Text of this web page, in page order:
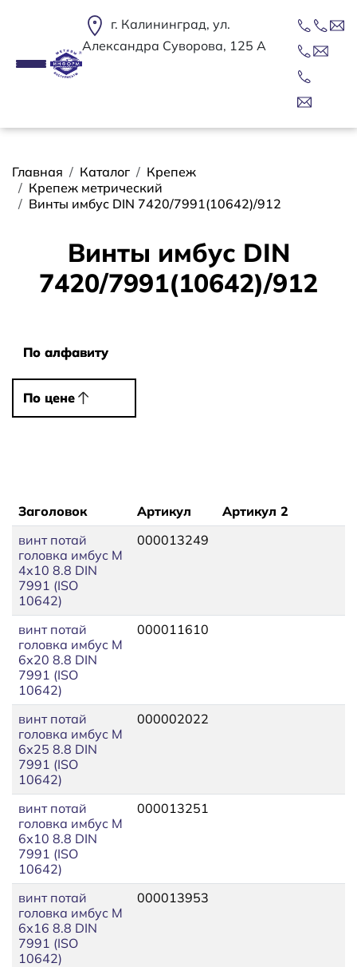
г. Калининград, ул.
Александра Суворова, 125 А
Строка навигации
Главная Каталог
Крепеж
Крепеж метрический
Винты имбус DIN 7420/7991(10642)/912
Винты имбус DIN
7420/7991(10642)/912
По алфавиту
По алфавиту
По цене
По цене
Заголовок Артикул Артикул 2
винт потай
головка имбус М
4х10 8.8 DIN
7991 (ISO
10642)
000013249
винт потай
головка имбус М
6х20 8.8 DIN
7991 (ISO
10642)
000011610
винт потай
головка имбус М
6х25 8.8 DIN
7991 (ISO
10642)
000002022
винт потай
головка имбус М
6х10 8.8 DIN
7991 (ISO
10642)
000013251
винт потай
головка имбус М
6х16 8.8 DIN
7991 (ISO
10642)
000013953